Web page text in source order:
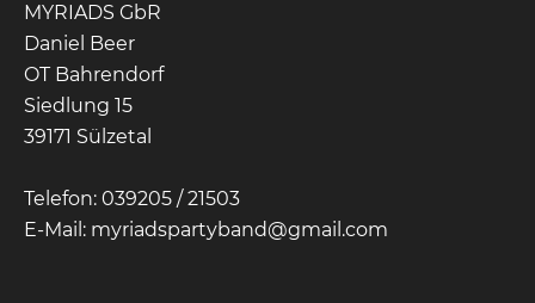
MYRIADS GbR
Daniel Beer
OT Bahrendorf
Siedlung 15
39171 Sülzetal
Telefon: 039205 / 21503
E-Mail: myriadspartyband@gmail.com